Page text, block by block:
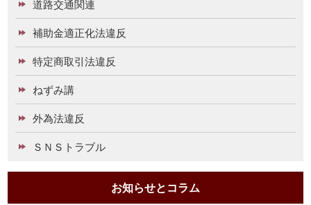
道路交通関連
補助金適正化法違反
特定商取引法違反
ねずみ講
外為法違反
ＳＮＳトラブル
お知らせとコラム